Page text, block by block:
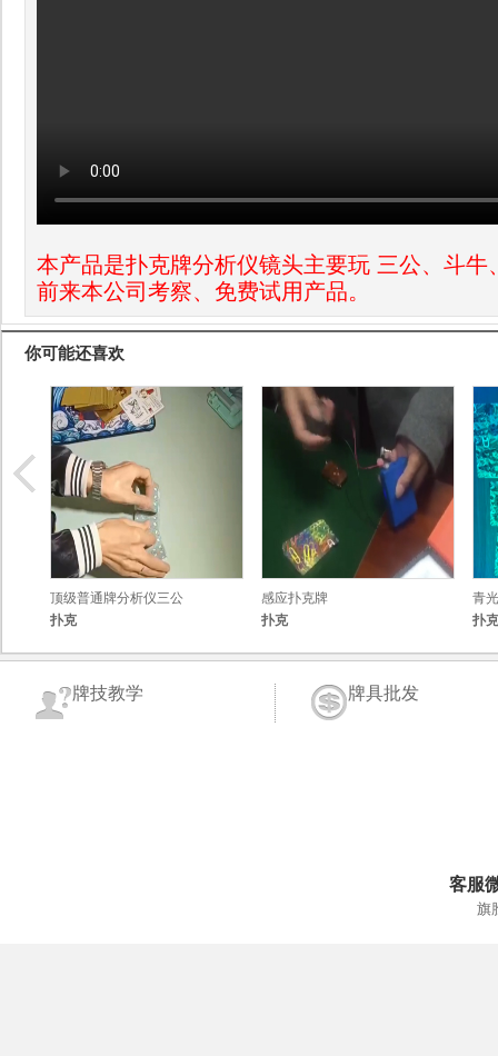
本产品是扑克牌分析仪镜头主要玩 三公、斗
前来本公司考察、免费试用产品。
你可能还喜欢
顶级普通牌分析仪三公
扑克
感应扑克牌
扑克
青
扑克
牌技教学 牌具批发
客服
旗